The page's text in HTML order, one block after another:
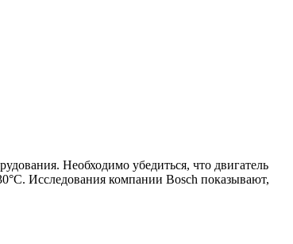
Необходимо убедиться, что двигатель
Исследования компании Bosch показывают,